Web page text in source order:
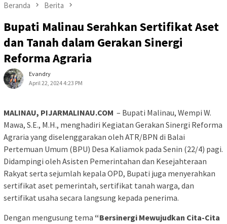
Beranda Berita
Bupati Malinau Serahkan Sertifikat Aset
dan Tanah dalam Gerakan Sinergi
Reforma Agraria
Evandry
April 22, 2024 4:23 PM
MALINAU, PIJARMALINAU.COM – Bupati Malinau, Wempi W.
Mawa, S.E., M.H., menghadiri Kegiatan Gerakan Sinergi Reforma
Agraria yang diselenggarakan oleh ATR/BPN di Balai
Pertemuan Umum (BPU) Desa Kaliamok pada Senin (22/4) pagi.
Didampingi oleh Asisten Pemerintahan dan Kesejahteraan
Rakyat serta sejumlah kepala OPD, Bupati juga menyerahkan
sertifikat aset pemerintah, sertifikat tanah warga, dan
sertifikat usaha secara langsung kepada penerima.
Dengan mengusung tema “Bersinergi Mewujudkan Cita-Cita